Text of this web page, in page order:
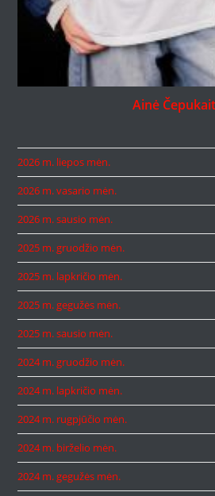
Ainė
2026 m. liepos mėn.
2026 m. vasario mėn.
2026 m. sausio mėn.
2025 m. gruodžio mėn.
2025 m. lapkričio mėn.
2025 m. gegužės mėn.
2025 m. sausio mėn.
2024 m. gruodžio mėn.
2024 m. lapkričio mėn.
2024 m. rugpjūčio mėn.
2024 m. birželio mėn.
2024 m. gegužės mėn.